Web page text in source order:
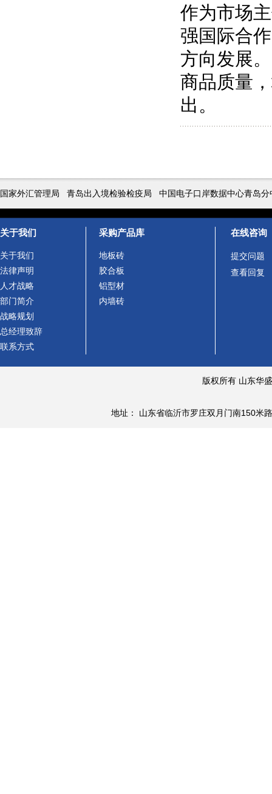
作为市场
强国际合
方向发展
商品质量
出。
国家外汇管理局 青岛出入境检验检疫局 中国电子口岸数据中心青岛分
关于我们
关于我们
法律声明
人才战略
部门简介
战略规划
总经理致辞
联系方式
采购产品库
地板砖
胶合板
铝型材
内墙砖
在线咨询
提交问题
查看回复
版权所有 山东华
地址： 山东省临沂市罗庄双月门南150米